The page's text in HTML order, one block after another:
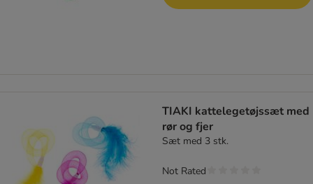
TIAKI kattelegetøjssæt med
rør og fjer
Sæt med 3 stk.
Not Rated